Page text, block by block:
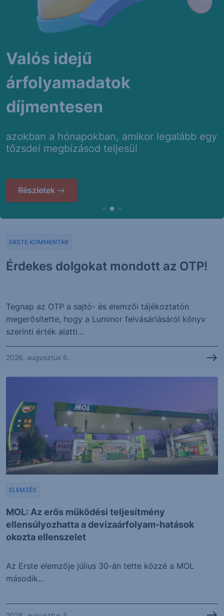
Valós idejű
árfolyamadatok
díjmentesen
azokban a hónapokban, amikor legalább egy
tőzsdei megbízásod teljesül
Részletek
ERSTE KOMMENTÁR
Érdekes dolgokat mondott az OTP!
Tegnap az OTP a sajtó- és elemzői tájékoztatón
megerősítette, hogy a Luminor felvásárlásáról könyv
szerinti érték alatti...
2026. augusztus 6.
MOL: Az erős működési teljesítmény
ellensúlyozhatta a devizaárfolyam-hatások
okozta ellenszelet
ELEMZÉS
Az Erste elemzője július 30-án tette közzé a MOL
második...